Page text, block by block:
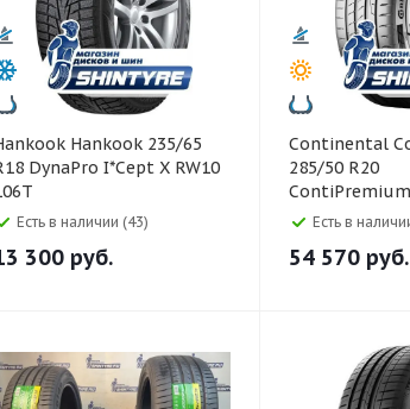
Hankook 235/65
DynaPro I*Cept X RW10
Есть в наличии (43)
300 руб.
Continental Continental
285/50 R20
116W
Есть в
54 570 руб.